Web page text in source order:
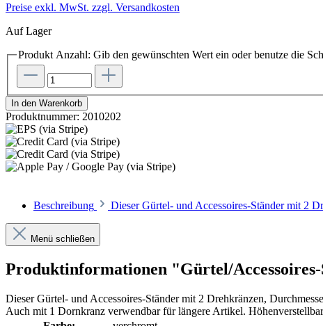
Preise exkl. MwSt. zzgl. Versandkosten
Auf Lager
Produkt Anzahl: Gib den gewünschten Wert ein oder benutze die
In den Warenkorb
Produktnummer: 2010202
Beschreibung Dieser Gürtel- und Accessoires-Ständer mit 2
Menü schließen
Produktinformationen "Gürtel/
Dieser Gürtel- und Accessoires-Ständer mit 2 Drehkränzen,
Auch mit 1 Dornkranz verwendbar für längere Artikel.